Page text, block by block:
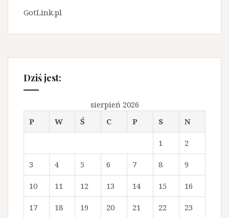
GotLink.pl
Dziś jest:
sierpień 2026
P
W Ś C P S N
1 2
3 4 5 6 7 8 9
10 11 12 13 14 15 16
17 18 19 20 21 22 23